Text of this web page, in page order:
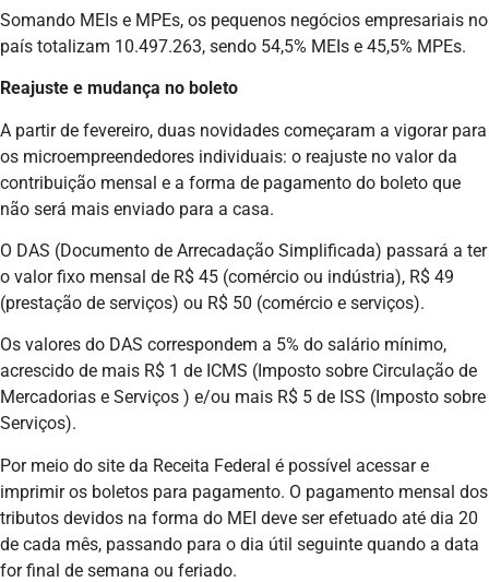
Somando MEIs e MPEs, os pequenos negócios empresariais no
país totalizam 10.497.263, sendo 54,5% MEIs e 45,5% MPEs.
Reajuste e mudança no boleto
A partir de fevereiro, duas novidades começaram a vigorar para
os microempreendedores individuais: o reajuste no valor da
contribuição mensal e a forma de pagamento do boleto que
não será mais enviado para a casa.
O DAS (Documento de Arrecadação Simplificada) passará a ter
o valor fixo mensal de R$ 45 (comércio ou indústria), R$ 49
(prestação de serviços) ou R$ 50 (comércio e serviços).
Os valores do DAS correspondem a 5% do salário mínimo,
acrescido de mais R$ 1 de ICMS (Imposto sobre Circulação de
Mercadorias e Serviços ) e/ou mais R$ 5 de ISS (Imposto sobre
Serviços).
Por meio do site da Receita Federal é possível acessar e
imprimir os boletos para pagamento. O pagamento mensal dos
tributos devidos na forma do MEI deve ser efetuado até dia 20
de cada mês, passando para o dia útil seguinte quando a data
for final de semana ou feriado.